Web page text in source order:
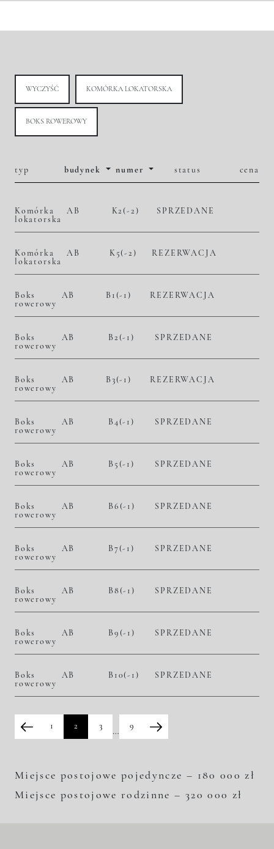
WYCZYŚĆ KOMÓRKA LOKATORSKA
BOKS ROWEROWY
typ budynek numer status cena
Komórka
lokatorska
AB K2(-2) SPRZEDANE
Komórka
lokatorska
AB K5(-2) REZERWACJA
Boks
rowerowy
AB B1(-1) REZERWACJA
Boks
rowerowy
AB B2(-1) SPRZEDANE
Boks
rowerowy
AB B3(-1) REZERWACJA
Boks
rowerowy
AB B4(-1) SPRZEDANE
Boks
rowerowy
AB B5(-1) SPRZEDANE
Boks
rowerowy
AB B6(-1) SPRZEDANE
Boks
rowerowy
AB B7(-1) SPRZEDANE
Boks
rowerowy
AB B8(-1) SPRZEDANE
Boks
rowerowy
AB B9(-1) SPRZEDANE
Boks
rowerowy
AB B10(-1) SPRZEDANE
1 2 3
…
9
Miejsce postojowe pojedyncze – 180 000 zł
Miejsce postojowe rodzinne – 320 000 zł